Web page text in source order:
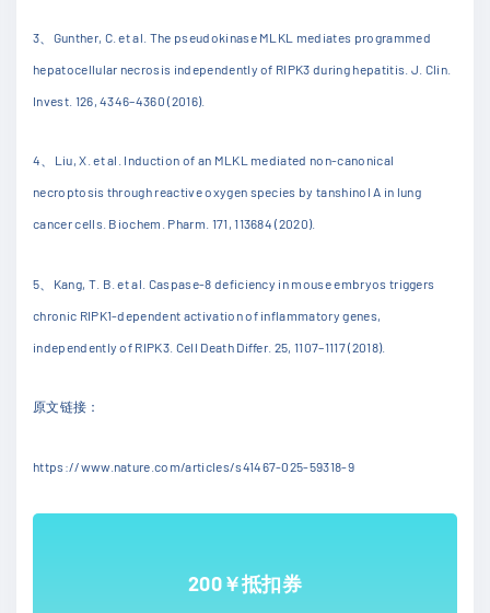
3 Gunther, C. et al. The pseudokinase MLKL mediates programmed
hepatocellular necrosis independently of RIPK3 during hepatitis. J. Clin.
Invest. 126, 4346–4360 (2016).
4 Liu, X. et al. Induction of an MLKL mediated non-canonical
necroptosis through reactive oxygen species by tanshinol A in lung
cancer cells. Biochem. Pharm. 171, 113684 (2020).
5 Kang, T. B. et al. Caspase-8 deficiency in mouse embryos triggers
chronic RIPK1-dependent activation of inflammatory genes,
independently of RIPK3. Cell Death Differ. 25, 1107–1117 (2018).
原文链接：
https://www.nature.com/articles/s41467-025-59318-9
200￥抵扣券